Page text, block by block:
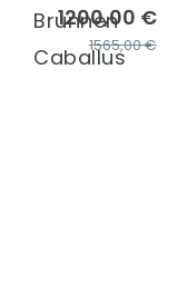
1200,00 €
1565,00 €
Brunnen
Caballus